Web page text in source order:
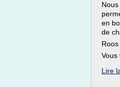
en
de
Vous
Lire